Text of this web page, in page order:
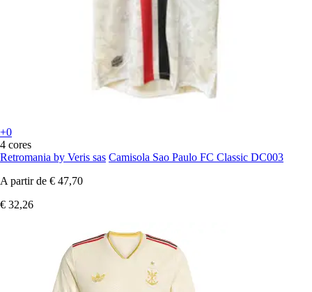
+0
4 cores
Retromania by Veris sas Camisola Sao Paulo FC Classic DC003
A partir de € 47,70
€ 32,26